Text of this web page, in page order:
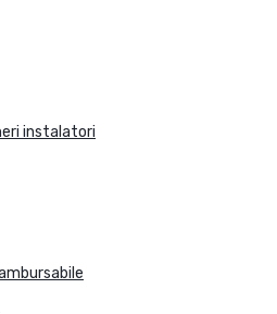
instalatori